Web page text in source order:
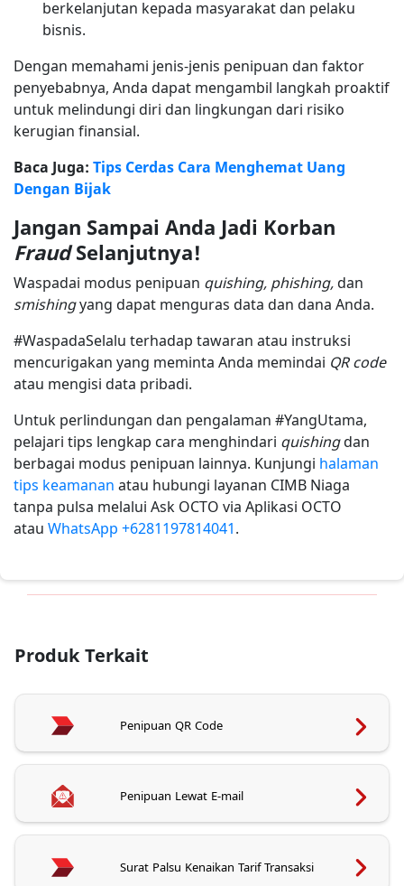
berkelanjutan kepada masyarakat dan pelaku
bisnis.
Dengan memahami jenis-jenis penipuan dan faktor
penyebabnya, Anda dapat mengambil langkah proaktif
untuk melindungi diri dan lingkungan dari risiko
kerugian finansial.
Baca Juga: Tips Cerdas Cara Menghemat Uang
Dengan Bijak
Jangan Sampai Anda Jadi Korban
FraudSelanjutnya!
Waspadai modus penipuan quishing, phishing,dan
smishingyang dapat menguras data dan dana Anda.
#WaspadaSelalu terhadap tawaran atau instruksi
mencurigakan yang meminta Anda memindai QR code
atau mengisi data pribadi.
Untuk perlindungan dan pengalaman #YangUtama,
pelajari tips lengkap cara menghindari quishingdan
berbagai modus penipuan lainnya. Kunjungi halaman
tips keamanan atau hubungi layanan CIMB Niaga
tanpa pulsa melalui Ask OCTO via Aplikasi OCTO
atau WhatsApp +6281197814041.
Produk Terkait
Penipuan QR Code
Penipuan Lewat E-mail
Surat Palsu Kenaikan Tarif Transaksi